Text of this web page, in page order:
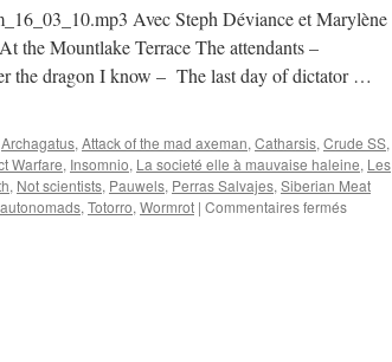
Avec Steph Déviance et Marylène
the Mountlake Terrace The attendants –
the dragon I know – The last day of dictator …
Archagatus, Attack of the mad axeman, Catharsis, Crude SS,
Warfare, Insomnio, La societé elle à mauvaise haleine, Les
, Not scientists, Pauwels, Perras Salvajes, Siberian Meat
, Totorro, Wormrot | Commentaires ferméssur